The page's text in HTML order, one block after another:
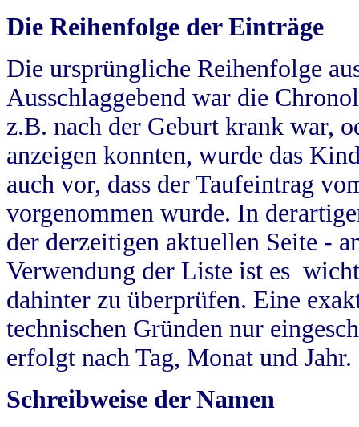
Die Reihenfolge der Einträge
Die ursprüngliche Reihenfolge
Ausschlaggebend war die
z.B. nach der Geburt krank war,
anzeigen konnten, wurde das
auch vor, dass der Taufeintrag
vorgenommen wurde. In
der derzeitigen aktuellen Seite -
Verwendung der Liste ist es
dahinter zu überprüfen. Eine
technischen Gründen nur
erfolgt nach Tag, Monat und Jahr.
Schreibweise der Namen